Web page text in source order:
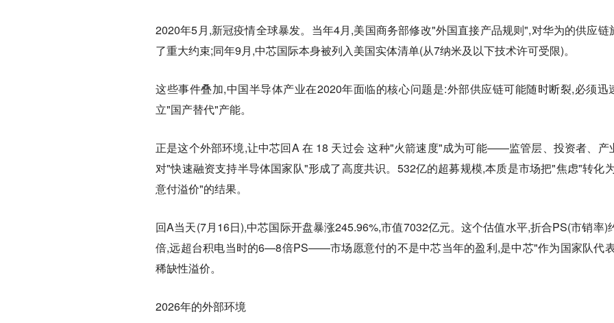
2020年5月,新冠疫情全球暴发。当年4月,美国商务部修改"外国直接产品规则",对华为的供应链
了重大约束;同年9月,中芯国际本身被列入美国实体清单(从7纳米及以下技术许可受限)。
这些事件叠加,中国半导体产业在2020年面临的核心问题是:外部供应链可能随时断裂,必须迅
立"国产替代"产能。
正是这个外部环境,让中芯回A 在 18 天过会 这种"火箭速度"成为可能——监管层、投资者、产
对"快速融资支持半导体国家队"形成了高度共识。532亿的超募规模,本质是市场把"焦虑"转化
意付溢价"的结果。
回A当天(7月16日),中芯国际开盘暴涨245.96%,市值7032亿元。这个估值水平,折合PS(市销率)
倍,远超台积电当时的6—8倍PS——市场愿意付的不是中芯当年的盈利,是中芯"作为国家队代
稀缺性溢价。
2026年的外部环境